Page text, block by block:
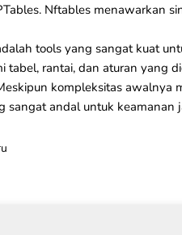
Nftables menawarkan
tools yang sangat kuat
tabel, rantai, dan aturan yang
kompleksitas awalnya
sangat andal untuk keamanan